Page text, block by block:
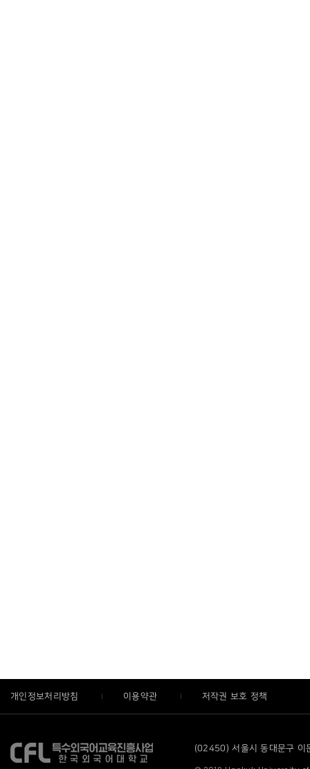
개인정보처리방침 이용약관 저작권 보호 정책
(02450) 서울시 동대문구